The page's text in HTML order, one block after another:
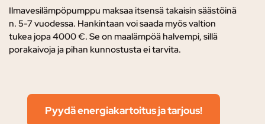
Ilmavesilämpöpumppu maksaa itsensä takaisin säästöinä
n. 5-7 vuodessa. Hankintaan voi saada myös valtion
tukea jopa 4000 €. Se on maalämpöä halvempi, sillä
porakaivoja ja pihan kunnostusta ei tarvita.
Pyydä energiakartoitus ja tarjous!